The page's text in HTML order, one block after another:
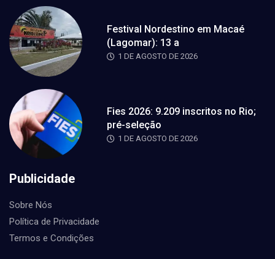
Festival Nordestino em Macaé
(Lagomar): 13 a
1 DE AGOSTO DE 2026
Fies 2026: 9.209 inscritos no Rio;
pré-seleção
1 DE AGOSTO DE 2026
Publicidade
Sobre Nós
Política de Privacidade
Termos e Condições